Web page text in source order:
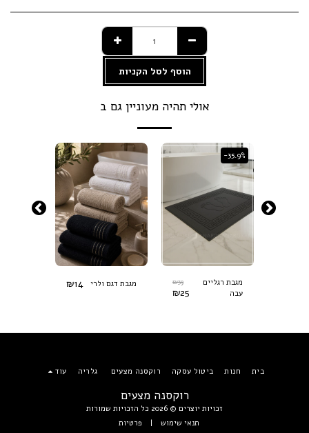
הוסף לסל הקניות
אולי תהיה מעוניין גם ב
-35.9%
מגבת רגליים
עבה
₪39
₪25
מגבת דגם ולרי ₪14
רוקסנה מצעים
זכויות יוצרים © 2026 כל הזכויות שמורות
תנאי שימוש | פרטיות
בית חנות ביטול עסקה רוקסנה מצעים גלריה עוד